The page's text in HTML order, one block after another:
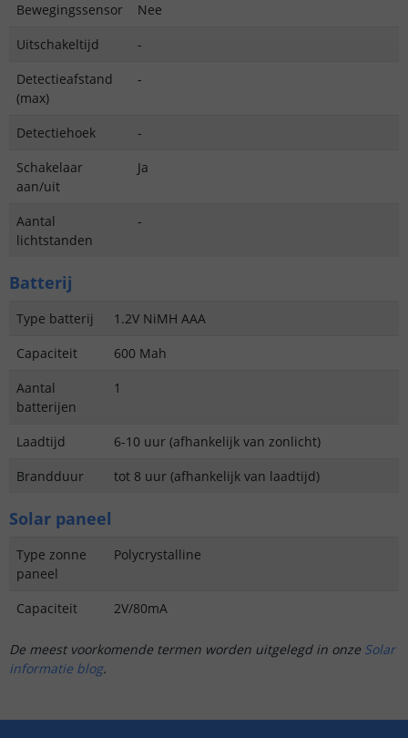
Bewegingssensor
Nee
Uitschakeltijd
-
Detectieafstand
(max)
-
Detectiehoek
-
Schakelaar
aan/uit
Ja
Aantal
lichtstanden
-
Batterij
Type batterij
1.2V NiMH AAA
Capaciteit
600 Mah
Aantal
batterijen
1
Laadtijd
6-10 uur (afhankelijk van zonlicht)
Brandduur
tot 8 uur (afhankelijk van laadtijd)
Solar paneel
Type zonne
paneel
Polycrystalline
Capaciteit 2V/80mA
De meest voorkomende termen worden uitgelegd in onze Solar
informatie blog.